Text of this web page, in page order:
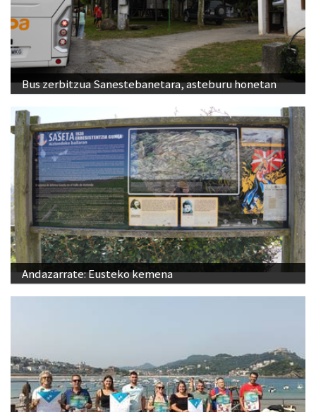
Bus zerbitzua Sanestebanetara, asteburu honetan
Andazarrate: Eusteko kemena